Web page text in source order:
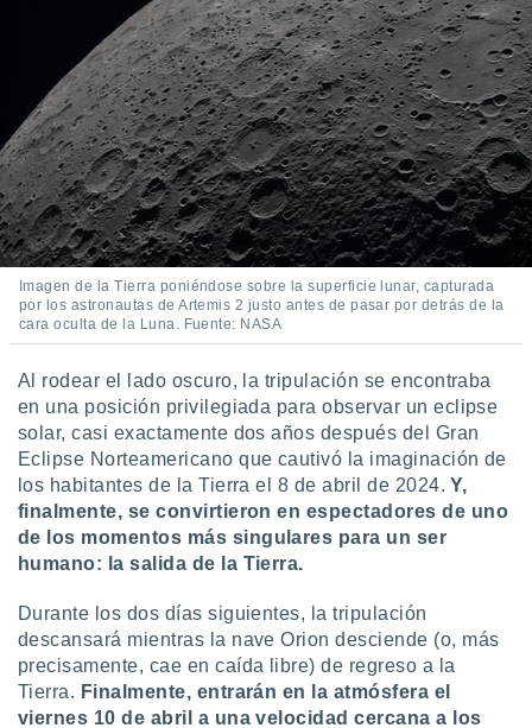
Imagen de la Tierra poniéndose sobre la superficie lunar, capturada
por los astronautas de Artemis 2 justo antes de pasar por detrás de la
cara oculta de la Luna. Fuente: NASA
Al rodear el lado oscuro, la tripulación se encontraba
en una posición privilegiada para observar un eclipse
solar, casi exactamente dos años después del Gran
Eclipse Norteamericano que cautivó la imaginación de
los habitantes de la Tierra el 8 de abril de 2024.Y,
finalmente, se convirtieron en espectadores de uno
de los momentos más singulares para un ser
humano: la salida de la Tierra.
Durante los dos días siguientes, la tripulación
descansará mientras la nave Orion desciende (o, más
precisamente, cae en caída libre) de regreso a la
Tierra. Finalmente, entrarán en la atmósfera el
viernes 10 de abril a una velocidad cercana a los